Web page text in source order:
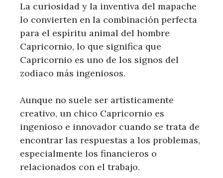
La curiosidad y la inventiva del mapache
lo convierten en la combinación perfecta
para el espíritu animal del hombre
Capricornio, lo que significa que
Capricornio es uno de los signos del
zodíaco más ingeniosos.
Aunque no suele ser artísticamente
creativo, un chico Capricornio es
ingenioso e innovador cuando se trata de
encontrar las respuestas a los problemas,
especialmente los financieros o
relacionados con el trabajo.